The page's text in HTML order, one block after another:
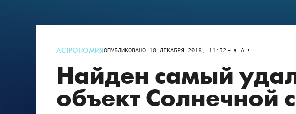
АСТРОНОМИЯОПУБЛИКОВАНО 18 ДЕКАБРЯ 2018, 11:32 a A
Найден самый
объект Солнечной